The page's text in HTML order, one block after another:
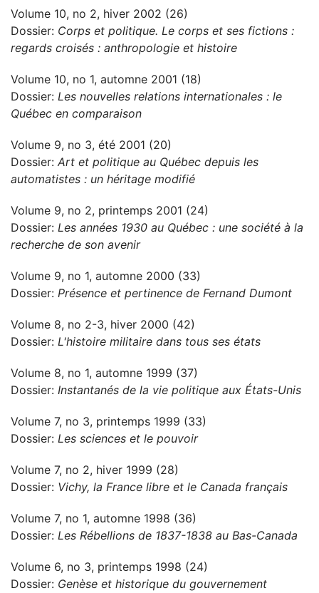
Volume 10, no 2, hiver 2002 (26)
Dossier: Corps et politique. Le corps et ses fictions :
regards croisés : anthropologie et histoire
Volume 10, no 1, automne 2001 (18)
Dossier: Les nouvelles relations internationales : le
Québec en comparaison
Volume 9, no 3, été 2001 (20)
Dossier: Art et politique au Québec depuis les
automatistes : un héritage modifié
Volume 9, no 2, printemps 2001 (24)
Dossier: Les années 1930 au Québec : une société à la
recherche de son avenir
Volume 9, no 1, automne 2000 (33)
Dossier: Présence et pertinence de Fernand Dumont
Volume 8, no 2-3, hiver 2000 (42)
Dossier: L'histoire militaire dans tous ses états
Volume 8, no 1, automne 1999 (37)
Dossier: Instantanés de la vie politique aux États-Unis
Volume 7, no 3, printemps 1999 (33)
Dossier: Les sciences et le pouvoir
Volume 7, no 2, hiver 1999 (28)
Dossier: Vichy, la France libre et le Canada français
Volume 7, no 1, automne 1998 (36)
Dossier: Les Rébellions de 1837-1838 au Bas-Canada
Volume 6, no 3, printemps 1998 (24)
Dossier: Genèse et historique du gouvernement